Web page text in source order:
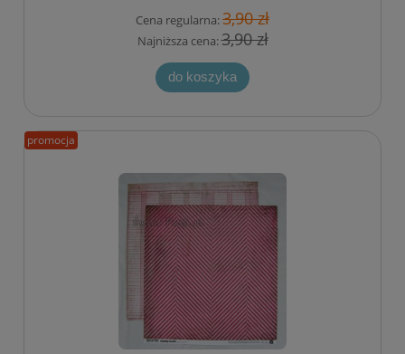
Cena regularna:3,90 zł
Najniższa cena:3,90 zł
do koszyka
promocja